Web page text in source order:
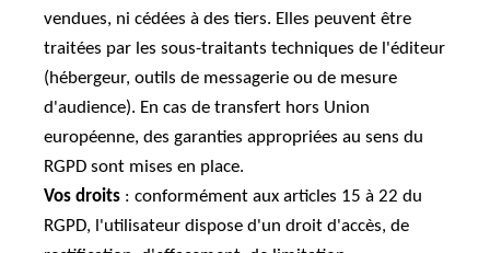
vendues, ni cédées à des tiers. Elles peuvent être
traitées par les sous-traitants techniques de l'éditeur
(hébergeur, outils de messagerie ou de mesure
d'audience). En cas de transfert hors Union
européenne, des garanties appropriées au sens du
RGPD sont mises en place.
Vos droits : conformément aux articles 15 à 22 du
RGPD, l'utilisateur dispose d'un droit d'accès, de